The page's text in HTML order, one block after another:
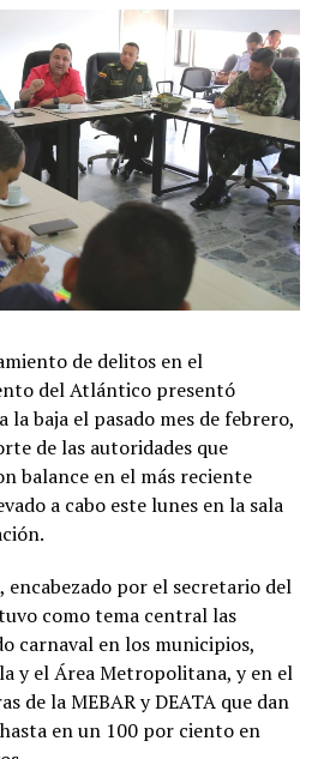
de delitos en el
del Atlántico presentó
la baja el pasado mes de febrero,
de las autoridades que
balance en el más reciente
a cabo este lunes en la sala
encabezado por el secretario del
como tema central las
carnaval en los municipios,
y el Área Metropolitana, y en el
de la MEBAR y DEATA que dan
en un 100 por ciento en